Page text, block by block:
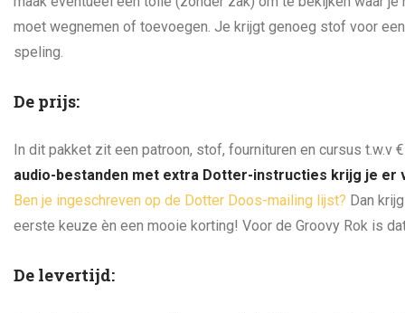
moet wegnemen of toevoegen. Je krijgt genoeg stof voor
speling.
De prijs:
In dit pakket zit een patroon, stof, fournituren en cursus t.w.v
audio-bestanden met extra Dotter-instructies krijg je er
Ben je ingeschreven op de Dotter Doos-mailing lijst? Dan
eerste keuze èn een mooie korting! Voor de Groovy Rok is
De levertijd: